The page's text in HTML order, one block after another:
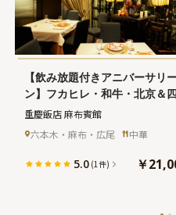
【飲み放題付きアニバーサリ
ン】フカヒレ・和牛・北京＆
ックなどを味わえる中華ディナ
理を堪能★
重慶飯店 麻布賓館
六本木・麻布・広尾
中華
5.0 (1件) ￥